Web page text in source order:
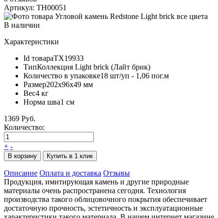
Артикул: TH00051
В наличии
Характеристики
Id товараТХ19933
ТипКоллекция Light brick (Лайт брик)
Количество в упаковке18 шт/уп - 1,06 пог.м
Размер202х96х49 мм
Вес4 кг
Норма шва1 см
1369 Руб.
Количество:
+ -
В корзину Купить в 1 клик
Описание Оплата и доставка Отзывы
Продукция, имитирующая камень и другие природные
материалы очень распространена сегодня. Технология
производства такого облицовочного покрытия обеспечивает
достаточную прочность, эстетичность и эксплуатационные